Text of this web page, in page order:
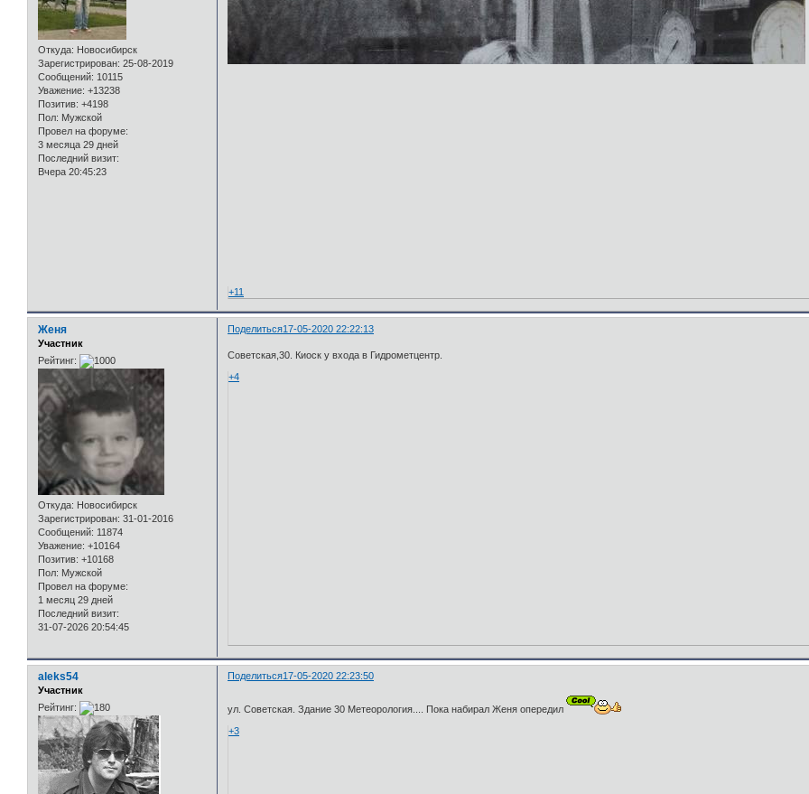
Откуда: Новосибирск
Зарегистрирован: 25-08-2019
Сообщений: 10115
Уважение: +13238
Позитив: +4198
Пол: Мужской
Провел на форуме:
3 месяца 29 дней
Последний визит:
Вчера 20:45:23
+11
Поделиться17-05-2020 22:22:13
Женя
Участник
Рейтинг:
Откуда: Новосибирск
Зарегистрирован: 31-01-2016
Сообщений: 11874
Уважение: +10164
Позитив: +10168
Пол: Мужской
Провел на форуме:
1 месяц 29 дней
Последний визит:
31-07-2026 20:54:45
Советская,30. Киоск у входа в Гидрометцентр.
+4
Поделиться17-05-2020 22:23:50
aleks54
Участник
Рейтинг:
ул. Советская. Здание 30 Метеорология.... Пока набирал Женя опередил
+3